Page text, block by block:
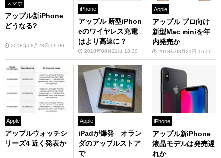
スマホ
アップル新iPhone
どうなる?
2018年08月28日 09:00
iPhone
アップル 新型iPhon
eのワイヤレス充電
はより高速に？
2018年08月21日 18:30
Apple
アップル プロ向け
新型Mac miniを年
内発売か
2018年08月21日 16:00
Apple
アップルウォッチシ
リーズ4 近く発表か
Apple
iPadが爆発 オラン
ダのアップルストア
で
iPhone
アップル新iPhone
液晶モデルは発売遅
れか